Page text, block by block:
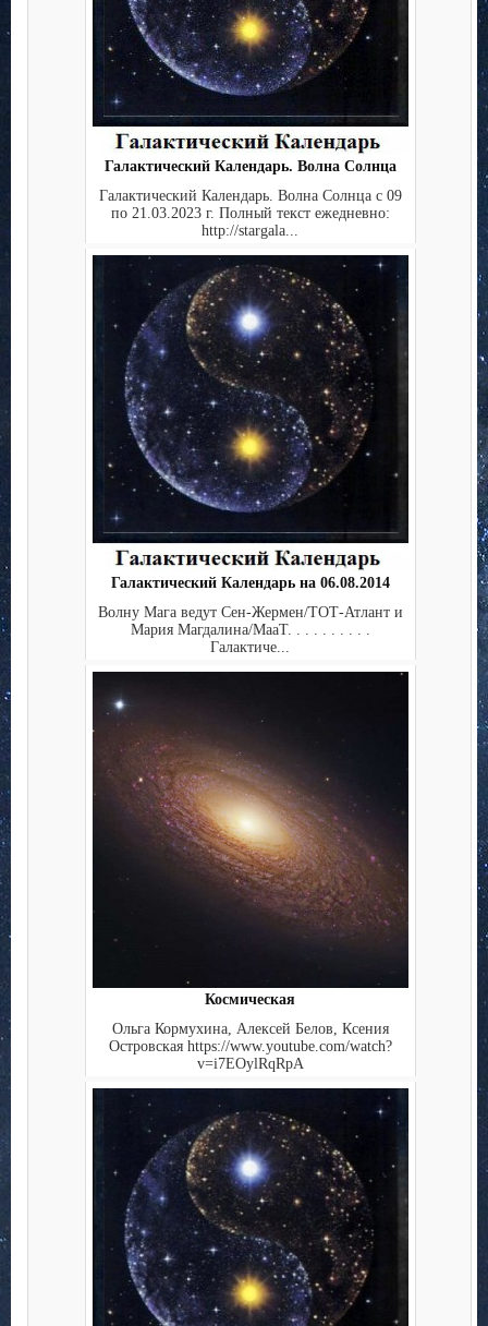
Галактический Календарь. Волна Солнца
Галактический Календарь. Волна Солнца с 09
по 21.03.2023 г. Полный текст ежедневно:
http://stargala...
Галактический Календарь на 06.08.2014
Волну Мага ведут Сен-Жермен/ТОТ-Атлант и
Мария Магдалина/МааТ. . . . . . . . . .
Галактиче...
Космическая
Ольга Кормухина, Алексей Белов, Ксения
Островская https://www.youtube.com/watch?
v=i7EOylRqRpA